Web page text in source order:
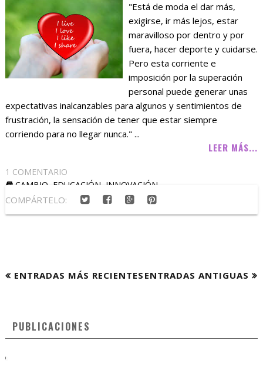
"Está de moda el dar más,
exigirse, ir más lejos, estar
maravilloso por dentro y por
fuera, hacer deporte y cuidarse.
Pero esta corriente e
imposición por la superación
personal puede generar unas
expectativas inalcanzables para algunos y sentimientos de
frustración, la sensación de tener que estar siempre
corriendo para no llegar nunca." ...
LEER MÁS...
1 COMENTARIO
CAMBIO EDUCACIÓN INNOVACIÓN
COMPÁRTELO:
ENTRADAS MÁS RECIENTES ENTRADAS ANTIGUAS
PUBLICACIONES